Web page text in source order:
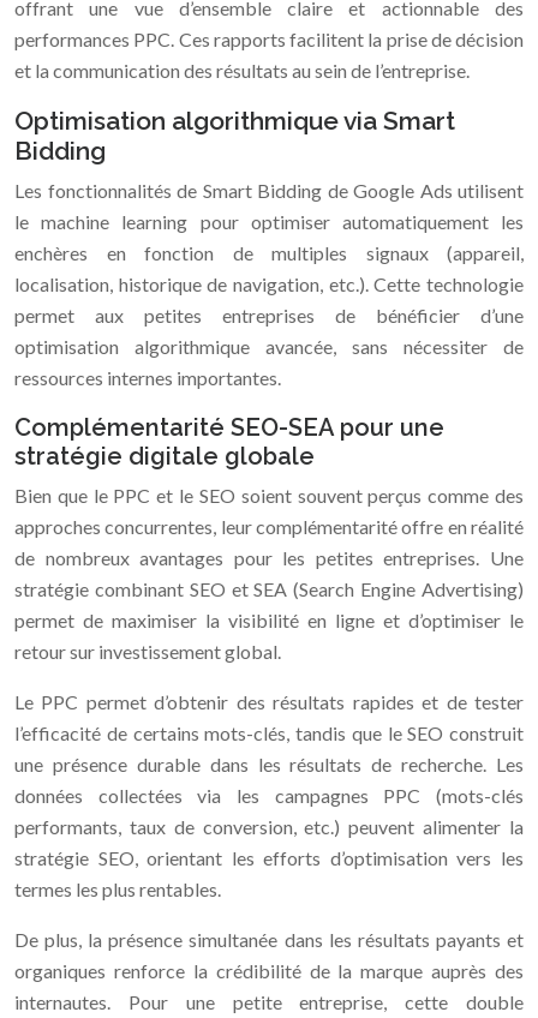
offrant une vue d’ensemble claire et actionnable des
performances PPC. Ces rapports facilitent la prise de décision
et la communication des résultats au sein de l’entreprise.
Optimisation algorithmique via Smart
Bidding
Les fonctionnalités de Smart Bidding de Google Ads utilisent
le machine learning pour optimiser automatiquement les
enchères en fonction de multiples signaux (appareil,
localisation, historique de navigation, etc.). Cette technologie
permet aux petites entreprises de bénéficier d’une
optimisation algorithmique avancée, sans nécessiter de
ressources internes importantes.
Complémentarité SEO-SEA pour une
stratégie digitale globale
Bien que le PPC et le SEO soient souvent perçus comme des
approches concurrentes, leur complémentarité offre en réalité
de nombreux avantages pour les petites entreprises. Une
stratégie combinant SEO et SEA (Search Engine Advertising)
permet de maximiser la visibilité en ligne et d’optimiser le
retour sur investissement global.
Le PPC permet d’obtenir des résultats rapides et de tester
l’efficacité de certains mots-clés, tandis que le SEO construit
une présence durable dans les résultats de recherche. Les
données collectées via les campagnes PPC (mots-clés
performants, taux de conversion, etc.) peuvent alimenter la
stratégie SEO, orientant les efforts d’optimisation vers les
termes les plus rentables.
De plus, la présence simultanée dans les résultats payants et
organiques renforce la crédibilité de la marque auprès des
internautes. Pour une petite entreprise, cette double